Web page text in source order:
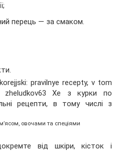
перець — за смаком.
овочами та спеціями
від шкіри, кісток і